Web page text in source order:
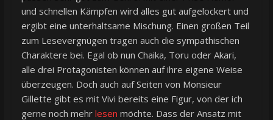
und schnellen Kämpfen wird alles gut aufgelockert und
ergibt eine unterhaltsame Mischung. Einen großen Teil
zum Lesevergnügen tragen auch die sympathischen
Charaktere bei. Egal ob nun Chaika, Toru oder Akari,
alle drei Protagonisten können auf ihre eigene Weise
überzeugen. Doch auch auf Seiten von Monsieur
Gillette gibt es mit Vivi bereits eine Figur, von der ich
gerne noch mehr lesen möchte. Dass der Ansatz mit